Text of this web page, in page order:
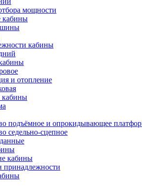
мощности
кабины
шины
кабины
и отопление
кабины
подъёмное и опрокидывающее
седельно-сцепное
кабины
принадлежности